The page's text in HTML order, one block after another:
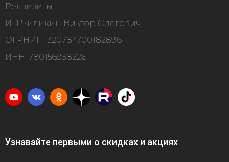
Реквизиты
ИП Чиликин Виктор Олегович
ОГРНИП: 320784700182896
ИНН: 780156938226
Узнавайте первыми о скидках и акциях